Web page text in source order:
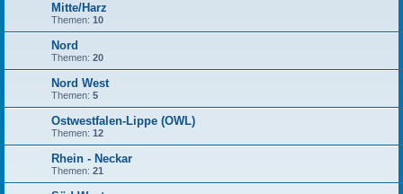
Mitte/Harz
Themen: 10
Nord
Themen: 20
Nord West
Themen: 5
Ostwestfalen-Lippe (OWL)
Themen: 12
Rhein - Neckar
Themen: 21